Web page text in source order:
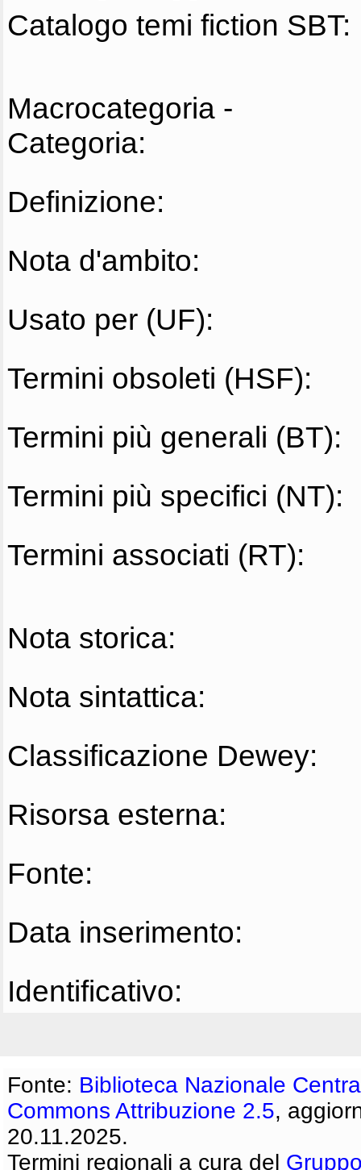
Catalogo temi fiction SBT:
Macrocategoria -
Categoria:
Definizione:
Nota d'ambito:
Usato per (UF):
Termini obsoleti (HSF):
Termini più generali (BT):
Termini più specifici (NT):
Termini associati (RT):
Nota storica:
Nota sintattica:
Classificazione Dewey:
Risorsa esterna:
Fonte:
Data inserimento:
Identificativo:
Fonte: Biblioteca Nazionale
Commons Attribuzione 2.5,
20.11.2025.
Termini regionali a cura del